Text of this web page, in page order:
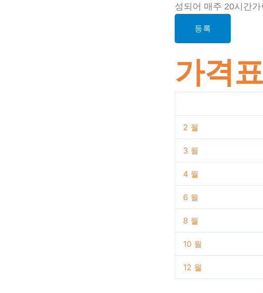
성되어 매주 20시간
등록
가격표
2 월
3 월
4 월
6 월
8 월
10 월
12 월